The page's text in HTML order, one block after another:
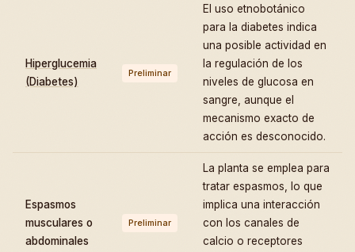
Hiperglucemia
(Diabetes)
Preliminar
El uso etnobotánico
para la diabetes indica
una posible actividad en
la regulación de los
niveles de glucosa en
sangre, aunque el
mecanismo exacto de
acción es desconocido.
Espasmos
musculares o
abdominales
Preliminar
La planta se emplea para
tratar espasmos, lo que
implica una interacción
con los canales de
calcio o receptores